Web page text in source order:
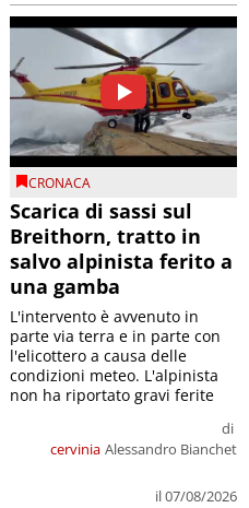
CRONACA
Scarica di sassi sul
Breithorn, tratto in
salvo alpinista ferito a
una gamba
cervinia
di
Alessandro Bianchet
il 07/08/2026
L'intervento è avvenuto in
parte via terra e in parte con
l'elicottero a causa delle
condizioni meteo. L'alpinista
non ha riportato gravi ferite